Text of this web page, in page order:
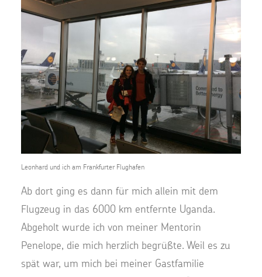
Leonhard und ich am Frankfurter Flughafen
Ab dort ging es dann für mich allein mit dem
Flugzeug in das 6000 km entfernte Uganda.
Abgeholt wurde ich von meiner Mentorin
Penelope, die mich herzlich begrüßte. Weil es zu
spät war, um mich bei meiner Gastfamilie